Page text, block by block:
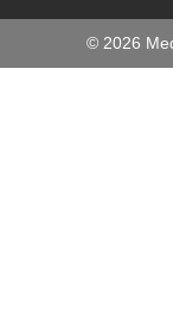
© 2026